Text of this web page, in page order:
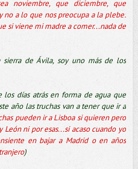
noviembre, que diciembre, que
a lo que nos preocupa a la plebe:
si viene mi madre a comer...nada de
de Ávila, soy uno más de los
días atrás en forma de agua que
año las truchas van a tener que ir a
pueden ir a Lisboa si quieren pero
ni por esas...si acaso cuando yo
en bajar a Madrid o en años
)